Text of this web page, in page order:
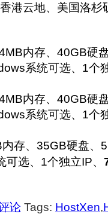
港云地、美国洛杉
内存、40GB硬
系统可选、1个
内存、40GB硬
系统可选、1个
存、35GB硬盘、
选、1个独立IP、
论 Tags: HostXen,